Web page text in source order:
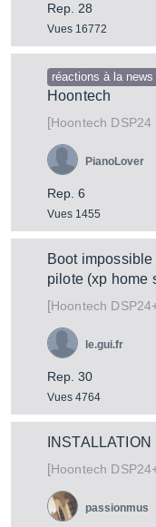
Rep. 28
Vues 16772
réactions à la news
Hoontech
[Hoontech DSP24
Rep. 6
Vues 1455
PianoLover
Boot
pilote (xp home
[Hoontech
Rep. 30
Vues 4764
le.gui.fr
INSTALLATION
[Hoontech
passionmus